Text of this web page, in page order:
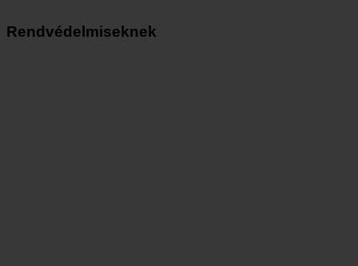
Rendvédelmiseknek